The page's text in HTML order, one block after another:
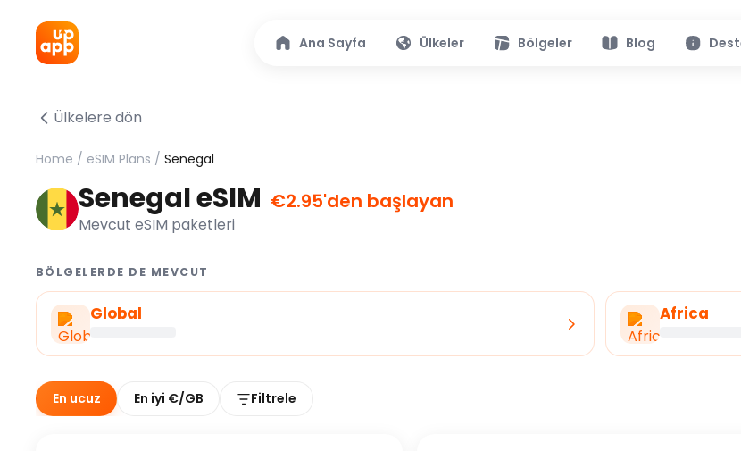
Ana Sayfa Ülkeler Bölgeler Blog
Ülkelere dön
Home / eSIM Plans / Senegal
Senegal eSIM €2.95'den başlayan
Mevcut eSIM paketleri
BÖLGELERDE DE MEVCUT
Global Africa
En ucuz En iyi €/GB Filtrele